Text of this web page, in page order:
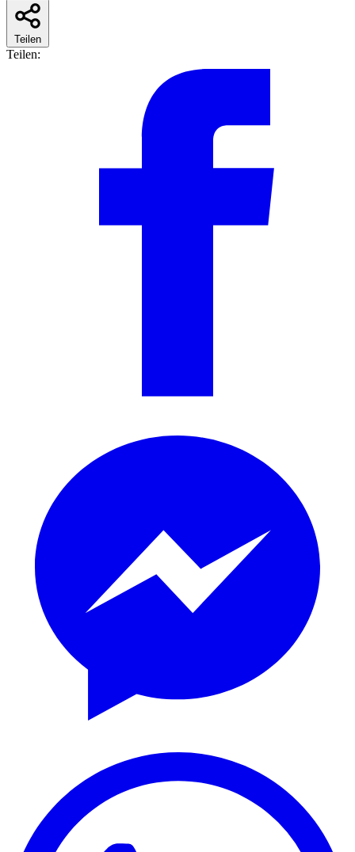
Teilen
Teilen: